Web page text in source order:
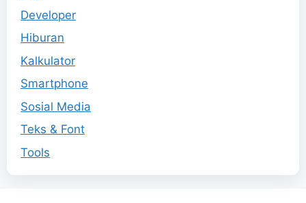
Developer
Hiburan
Kalkulator
Smartphone
Sosial Media
Teks & Font
Tools